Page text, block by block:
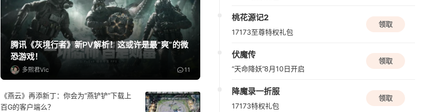
2D 射击
腾讯《灰境行者》新PV解析！这或许是最“爽”的微
恐游戏！
多熙君Vic 11
《燕云》再添新丁：你会为“燕铲铲”下载上
百G的客户端么？
桃花源记2
17173至尊特权礼包
领取
伏魔传
“天命降妖”8月10日开启
领取
降魔录一折服
17173特权礼包
领取